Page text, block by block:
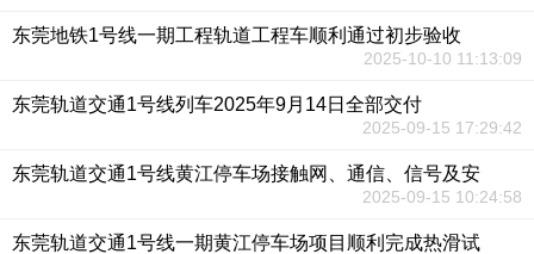
东莞地铁1号线一期工程轨道工程车顺利通过初步验收
2025-10-10 11:13:09
东莞轨道交通1号线列车2025年9月14日全部交付
2025-09-15 17:29:42
东莞轨道交通1号线黄江停车场接触网、通信、信号及安
2025-09-15 10:24:58
东莞轨道交通1号线一期黄江停车场项目顺利完成热滑试